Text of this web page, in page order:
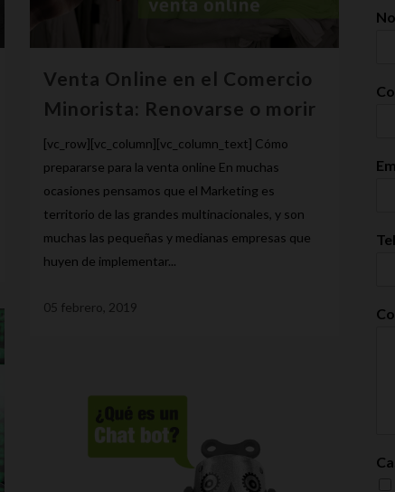
Venta Online en el Comercio
Minorista: Renovarse o morir
[vc_row][vc_column][vc_column_text] Cómo
prepararse para la venta online En muchas
ocasiones pensamos que el Marketing es
territorio de las grandes multinacionales, y son
muchas las pequeñas y medianas empresas que
huyen de implementar...
05 febrero, 2019